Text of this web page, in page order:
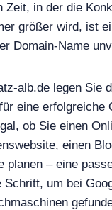
Zeit, in der die
größer wird, ist
Domain-Name
alb.de legen Sie
eine erfolgreiche
ob Sie einen
einen
planen – eine
Schritt, um bei